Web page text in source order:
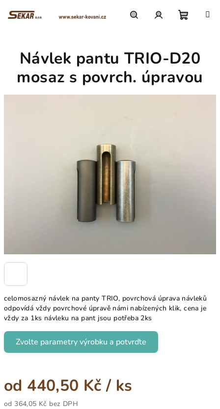
košík
celomosazný návlek na panty TRIO, povrchová úprava návleků
odpovídá vždy povrchové úpravě námi nabízených klik, cena je
vždy za 1ks návleku na pant jsou potřeba 2ks
Zvolte parametry výrobku a potvrďte
od 440,50 Kč / ks
od 364,05 Kč bez DPH
Návlek pantu TRIO-D20
mosaz s povrch. úpravou